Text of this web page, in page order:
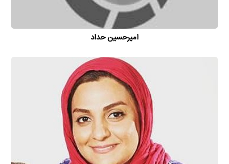
امیر‌حسین حداد